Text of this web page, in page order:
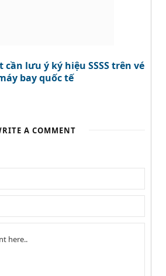
cần lưu ý ký hiệu SSSS trên vé
bay quốc tế
A COMMENT